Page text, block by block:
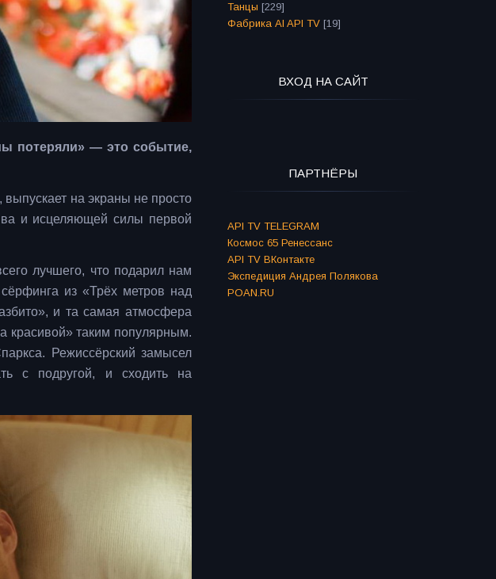
потеряли» — это событие,
на экраны не просто
и исцеляющей силы первой
лучшего, что подарил нам
из «Трёх метров над
и та самая атмосфера
красивой» таким популярным.
Режиссёрский замысел
с подругой, и сходить на
Танцы [229]
Фабрика AI API TV [19]
ВХОД НА САЙТ
ПАРТНЁРЫ
API TV TELEGRAM
Космос 65 Ренессанс
API TV ВКонтакте
Экспедиция Андрея Полякова
POAN.RU